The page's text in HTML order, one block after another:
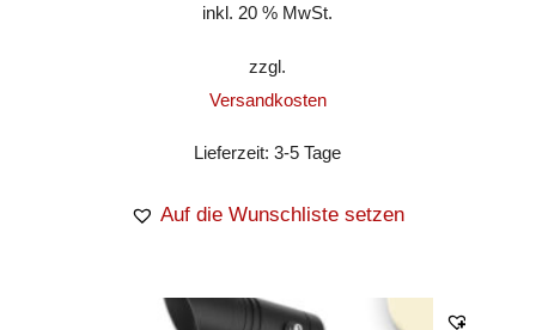
inkl. 20 % MwSt.
zzgl.
Versandkosten
Lieferzeit:3-5 Tage
Auf die Wunschliste setzen